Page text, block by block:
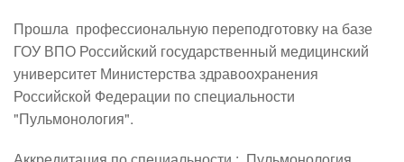
Прошла  профессиональную переподготовку на базе
ГОУ ВПО Российский государственный медицинский
университет Министерства здравоохранения
Российской Федерации по специальности
"Пульмонология".